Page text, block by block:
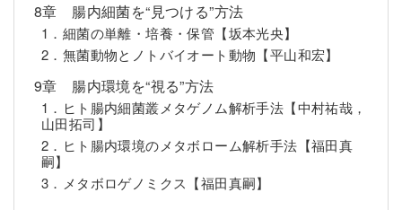
8章 腸内細菌を“見つける”方法
1．細菌の単離・培養・保管【坂本光央】
2．無菌動物とノトバイオート動物【平山和宏】
9章 腸内環境を“視る”方法
1．ヒト腸内細菌叢メタゲノム解析手法【中村祐哉，
山田拓司】
2．ヒト腸内環境のメタボローム解析手法【福田真
嗣】
3．メタボロゲノミクス【福田真嗣】